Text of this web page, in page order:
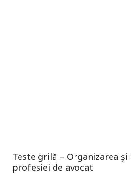
Teste grilă – Organizarea
profesiei de avocat